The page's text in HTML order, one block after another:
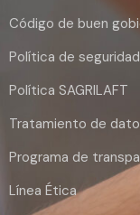
Código de buen
Política de
Política SAGRILAFT
Tratamiento de
Programa de
Línea Ética